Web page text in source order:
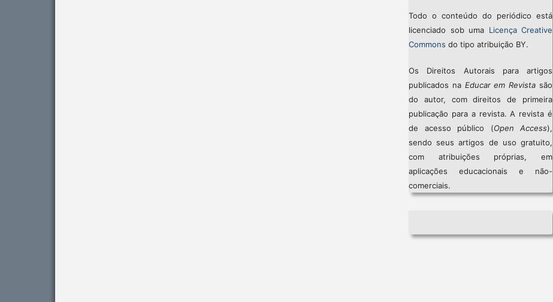
Todo o conteúdo do periódico está
licenciado sob uma Licença Creative
Commons do tipo atribuição BY.
Os Direitos Autorais para artigos
publicados na Educar em Revista são
do autor, com direitos de primeira
publicação para a revista. A revista é
de acesso público (Open Access),
sendo seus artigos de uso gratuito,
com atribuições próprias, em
aplicações educacionais e não-
comerciais.